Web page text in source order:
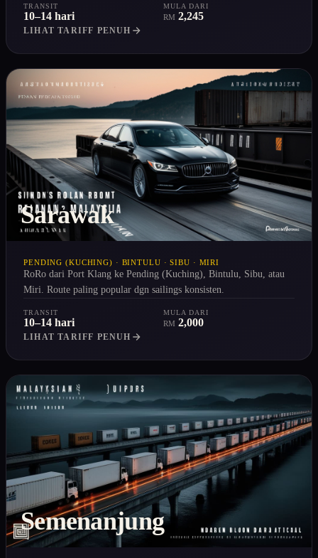
TRANSIT
10–14 hari
MULA DARI
RM 2,245
LIHAT TARIFF PENUH
Sarawak
PENDING (KUCHING) · BINTULU · SIBU · MIRI
RoRo dari Port Klang ke Pending (Kuching), Bintulu, Sibu, atau
Miri. Route paling popular dgn sailings konsisten.
TRANSIT
10–14 hari
MULA DARI
RM 2,000
LIHAT TARIFF PENUH
Semenanjung